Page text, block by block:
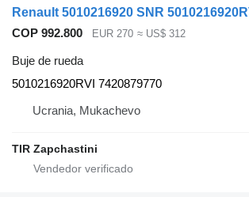
COP 992.800 EUR 270 ≈ US$ 312
Buje de rueda
5010216920RVI 7420879770
Ucrania, Mukachevo
TIR Zapchastini